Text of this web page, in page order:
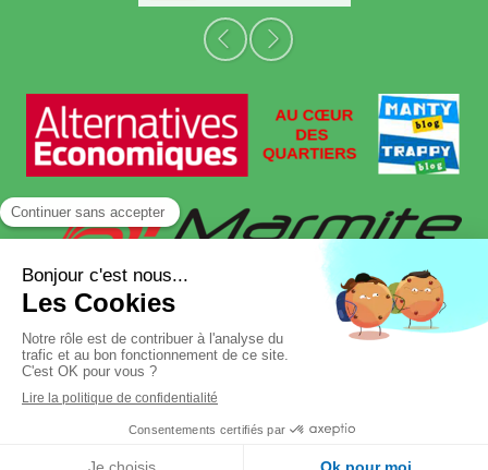
Slide précédent
Slide suivant
Mentions légales
©2023 Trappy Blog